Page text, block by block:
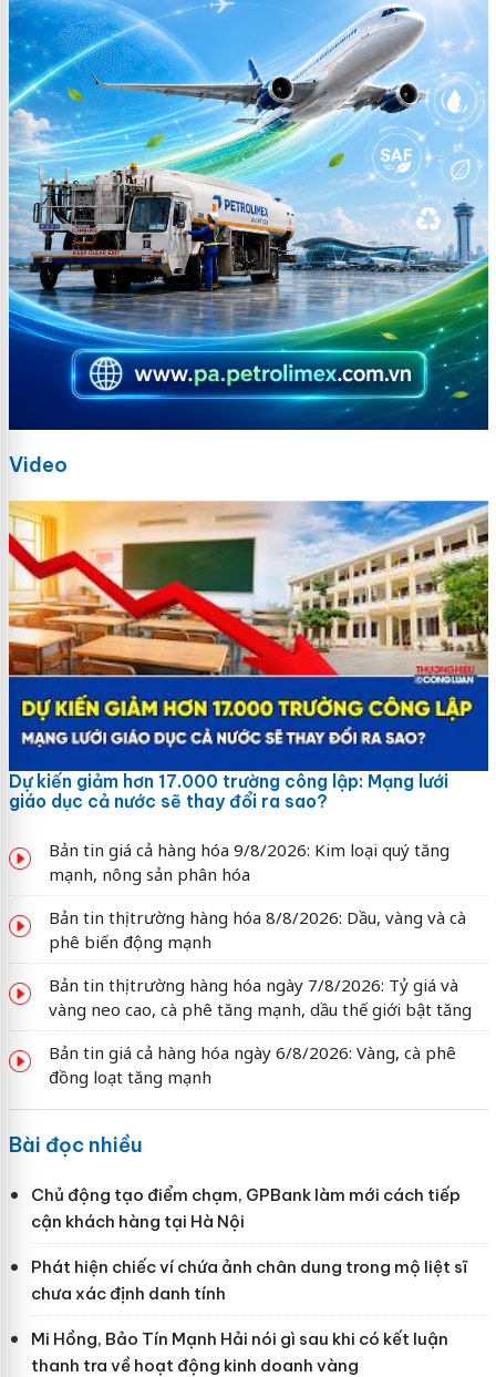
Video
Dự kiến giảm hơn 17.000 trường công lập: Mạng lưới
giáo dục cả nước sẽ thay đổi ra sao?
Bản tin giá cả hàng hóa 9/8/2026: Kim loại quý tăng
mạnh, nông sản phân hóa
Bản tin thị trường hàng hóa 8/8/2026: Dầu, vàng và cà
phê biến động mạnh
Bản tin thị trường hàng hóa ngày 7/8/2026: Tỷ giá và
vàng neo cao, cà phê tăng mạnh, dầu thế giới bật tăng
Bản tin giá cả hàng hóa ngày 6/8/2026: Vàng, cà phê
đồng loạt tăng mạnh
Bài đọc nhiều
Chủ động tạo điểm chạm, GPBank làm mới cách tiếp
cận khách hàng tại Hà Nội
Phát hiện chiếc ví chứa ảnh chân dung trong mộ liệt sĩ
chưa xác định danh tính
Mi Hồng, Bảo Tín Mạnh Hải nói gì sau khi có kết luận
thanh tra về hoạt động kinh doanh vàng